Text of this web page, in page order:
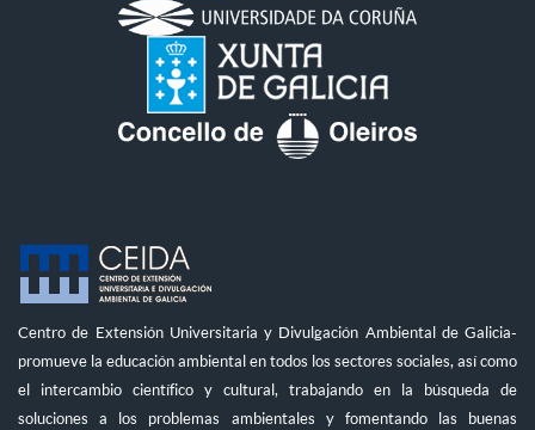
Centro de Extensión Universitaria y Divulgación Ambiental de Galicia-
promueve la educación ambiental en todos los sectores sociales, así como
el intercambio científico y cultural, trabajando en la búsqueda de
soluciones a los problemas ambientales y fomentando las buenas